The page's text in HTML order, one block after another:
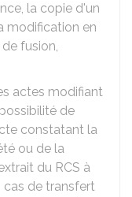
la copie d'un
modification en
fusion,
actes modifiant
de
constatant la
ou de la
du RCS à
cas de transfert